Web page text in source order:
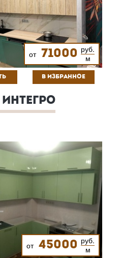
от 71000 руб.
м
В ИЗБРАННОЕ
от 45000 руб.
м